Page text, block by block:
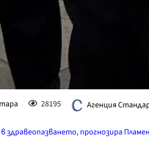
28195 Агенция
здравеопазването, прогнозира